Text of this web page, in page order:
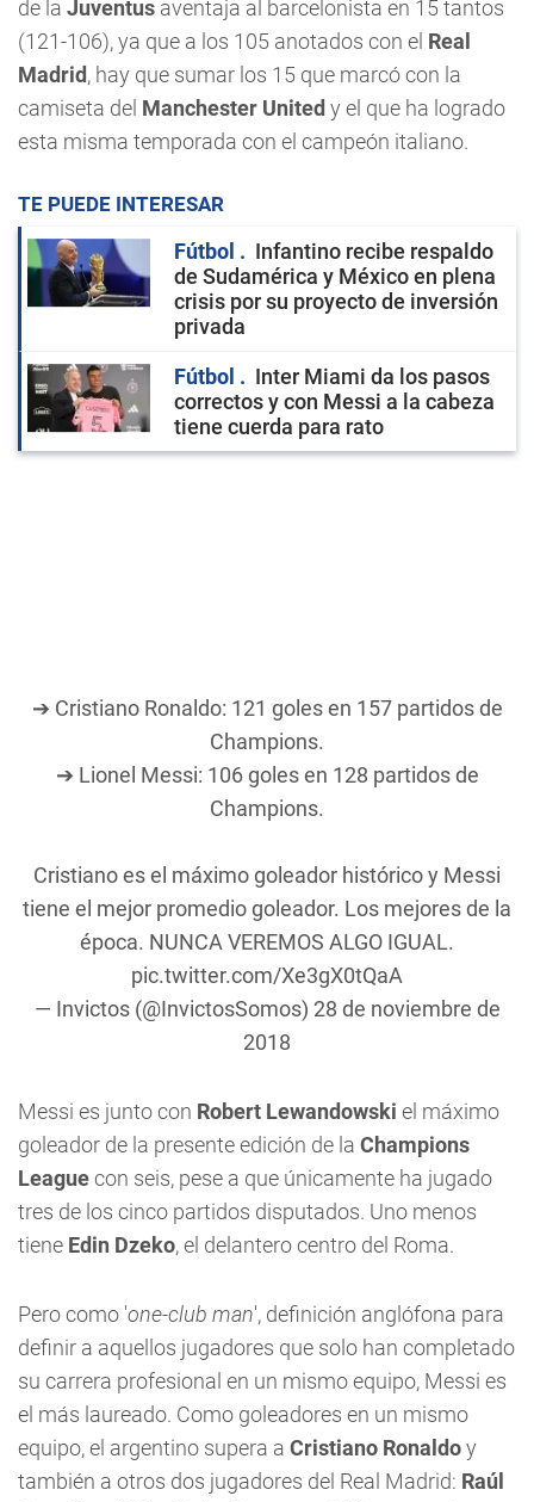
de la Juventus aventaja al barcelonista en 15 tantos
(121-106), ya que a los 105 anotados con el Real
Madrid, hay que sumar los 15 que marcó con la
camiseta del Manchester Unitedy el que ha logrado
esta misma temporada con el campeón italiano.
TE PUEDE INTERESAR
Fútbol
Infantino recibe respaldo
de Sudamérica y México en plena
crisis por su proyecto de inversión
privada
Fútbol
Inter Miami da los pasos
correctos y con Messi a la cabeza
tiene cuerda para rato
➔ Cristiano Ronaldo: 121 goles en 157 partidos de
Champions.
➔ Lionel Messi: 106 goles en 128 partidos de
Champions.
Cristiano es el máximo goleador histórico y Messi
tiene el mejor promedio goleador. Los mejores de la
época. NUNCA VEREMOS ALGO IGUAL.
pic.twitter.com/Xe3gX0tQaA
— Invictos (@InvictosSomos) 28 de noviembre de
2018
Messi es junto con Robert Lewandowski el máximo
goleador de la presente edición de la Champions
Leaguecon seis, pese a que únicamente ha jugado
tres de los cinco partidos disputados. Uno menos
tiene Edin Dzeko, el delantero centro del Roma.
Pero como 'one-club man', definición anglófona para
definir a aquellos jugadores que solo han completado
su carrera profesional en un mismo equipo, Messi es
el más laureado. Como goleadores en un mismo
equipo, el argentino supera a Cristiano Ronaldoy
también a otros dos jugadores del Real Madrid: Raúl